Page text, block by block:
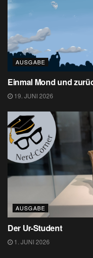
AUSGABE
Einmal Mond und
19. JUNI 2026
AUSGABE
Der Ur-Student
1. JUNI 2026